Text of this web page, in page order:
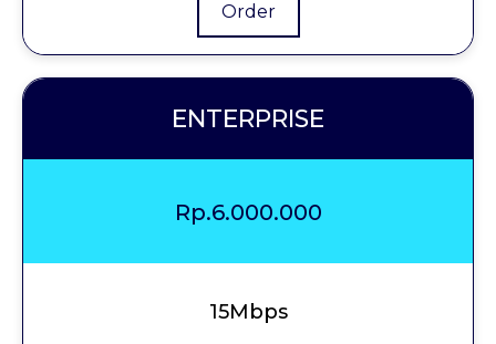
Order
ENTERPRISE
Rp.6.000.000
15Mbps